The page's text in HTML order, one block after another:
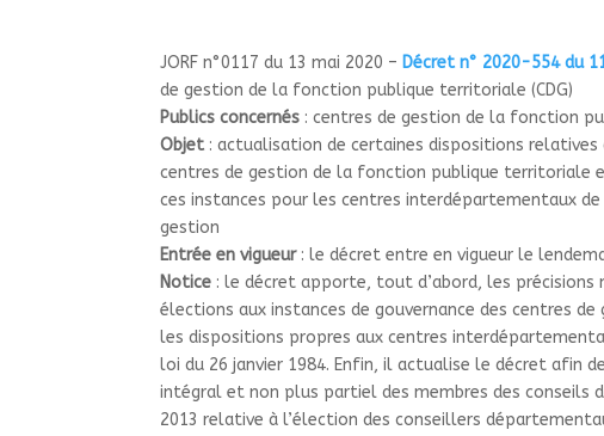
JORF n°0117 du 13 mai 2020 – Décret n° 2020-554 du
de gestion de la fonction publique territoriale (CDG)
Publics concernés : centres de gestion de la fonction
Objet : actualisation de certaines dispositions relatives
centres de gestion de la fonction publique territoriale
ces instances pour les centres interdépartementaux
gestion
Entrée en vigueur: le décret entre en vigueur le
Notice : le décret apporte, tout d’abord, les
élections aux instances de gouvernance des centres
les dispositions propres aux centres
loi du 26 janvier 1984. Enfin, il actualise le décret afin
intégral et non plus partiel des membres des conseils
2013 relative à l’élection des conseillers